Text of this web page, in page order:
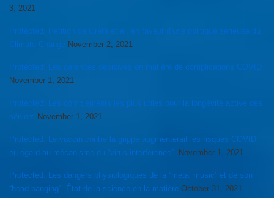
3, 2021
Protected: Pétition de Greta et al, en faveur d’une politique sérieuse du
Climate Change November 2, 2021
Protected: Les carences décisives en matière de complications COVID
November 1, 2021
Protected: Les compléments les plus utiles pour la longévité active des
séniors November 1, 2021
Protected: Le vaccin contre la grippe augmenterait les risques COVID
eu égard au mécanisme du “virus interference”. November 1, 2021
Protected: Les dangers physiologiques de la “metal music” et de son
“head-banging”. État de la science en la matière October 31, 2021